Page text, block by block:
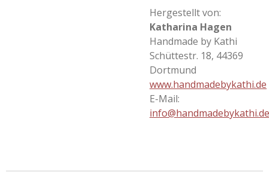
Hergestellt von:
Katharina Hagen
Handmade by Kathi
Schüttestr. 18, 44369
Dortmund
www.handmadebykathi.de
E-Mail:
info@handmadebykathi.de